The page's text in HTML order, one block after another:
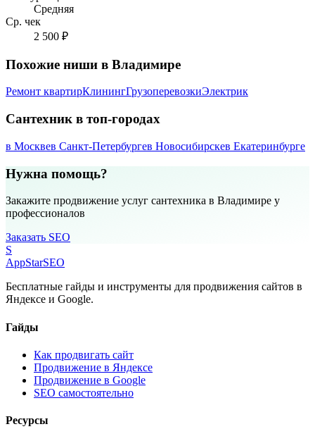
Средняя
Ср. чек
2 500 ₽
Похожие ниши в Владимире
Ремонт квартирКлинингГрузоперевозкиЭлектрик
Сантехник в топ-городах
в Москвев Санкт-Петербургев Новосибирскев Екатеринбурге
Нужна помощь?
Закажите продвижение услуг сантехника в Владимире у
профессионалов
Заказать SEO
S
AppStarSEO
Бесплатные гайды и инструменты для продвижения сайтов в
Яндексе и Google.
Гайды
Как продвигать сайт
Продвижение в Яндексе
Продвижение в Google
SEO самостоятельно
Ресурсы